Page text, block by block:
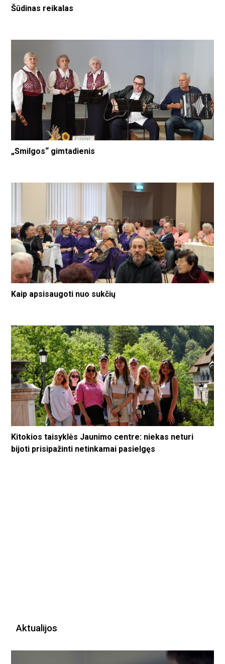
Šūdinas reikalas
„Smilgos“ gimtadienis
Kaip apsisaugoti nuo sukčių
Kitokios taisyklės Jaunimo centre: niekas neturi
bijoti prisipažinti netinkamai pasielgęs
Aktualijos